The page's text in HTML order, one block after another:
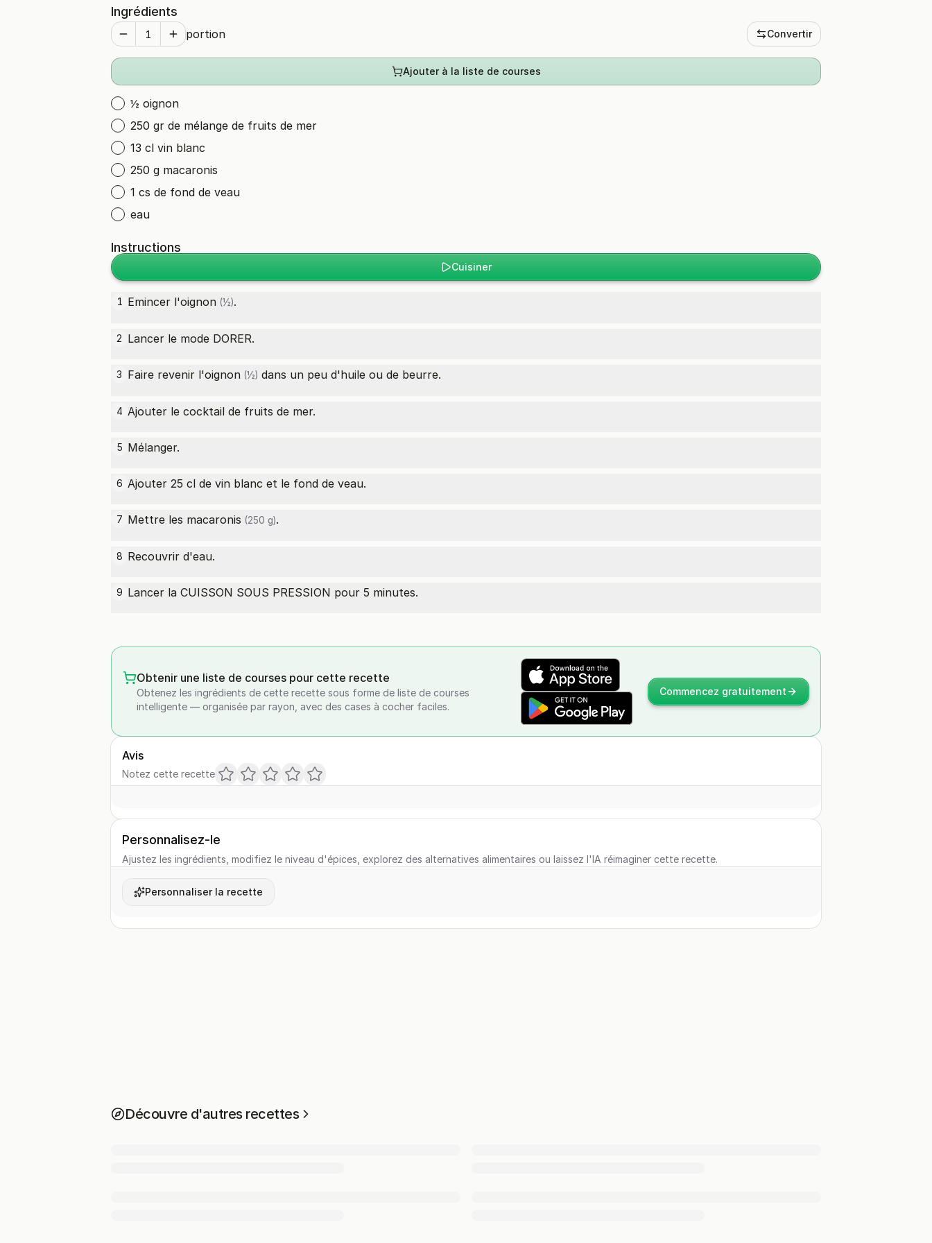
Ingrédients
portion Convertir
Ajouter à la liste de courses
½ oignon
250 gr de mélange de fruits de mer
13 cl vin blanc
250 g macaronis
1 cs de fond de veau
eau
Instructions
Cuisiner
1 Emincer l'oignon (½).
2 Lancer le mode DORER.
3 Faire revenir l'oignon (½) dans un peu d'huile ou de beurre.
4 Ajouter le cocktail de fruits de mer.
5 Mélanger.
6 Ajouter 25 cl de vin blanc et le fond de veau.
7 Mettre les macaronis (250 g).
8 Recouvrir d'eau.
9 Lancer la CUISSON SOUS PRESSION pour 5 minutes.
Obtenir une liste de courses pour cette recette
Obtenez les ingrédients de cette recette sous forme de liste de courses
intelligente — organisée par rayon, avec des cases à cocher faciles.
Commencez gratuitement
Avis
Notez cette recette
Personnalisez-le
Ajustez les ingrédients, modifiez le niveau d'épices, explorez des alternatives alimentaires ou laissez l'IA réimaginer cette recette.
Personnaliser la recette
Découvre d'autres recettes